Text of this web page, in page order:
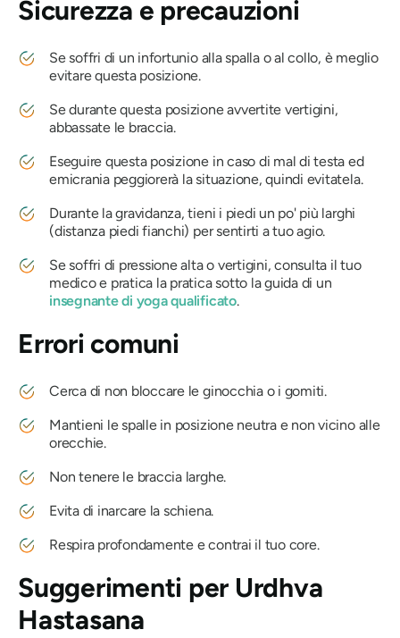
Sicurezza e precauzioni
Se soffri di un infortunio alla spalla o al collo, è meglio
evitare questa posizione.
Se durante questa posizione avvertite vertigini,
abbassate le braccia.
Eseguire questa posizione in caso di mal di testa ed
emicrania peggiorerà la situazione, quindi evitatela.
Durante la gravidanza, tieni i piedi un po' più larghi
(distanza piedi fianchi) per sentirti a tuo agio.
Se soffri di pressione alta o vertigini, consulta il tuo
medico e pratica la pratica sotto la guida di un
insegnante di yoga qualificato.
Errori comuni
Cerca di non bloccare le ginocchia o i gomiti.
Mantieni le spalle in posizione neutra e non vicino alle
orecchie.
Non tenere le braccia larghe.
Evita di inarcare la schiena.
Respira profondamente e contrai il tuo core.
Suggerimenti per Urdhva
Hastasana